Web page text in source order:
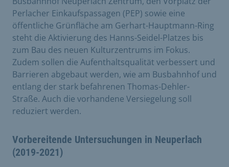
Perlacher Einkaufspassagen (PEP) sowie eine
öffentliche Grünfläche am Gerhart-Hauptmann-Ring
steht die Aktivierung des Hanns-Seidel-Platzes bis
zum Bau des neuen Kulturzentrums im Fokus.
Zudem sollen die Aufenthaltsqualität verbessert und
Barrieren abgebaut werden, wie am Busbahnhof und
entlang der stark befahrenen Thomas-Dehler-
Straße. Auch die vorhandene Versiegelung soll
reduziert werden.
Vorbereitende Untersuchungen in Neuperlach
(2019-2021)